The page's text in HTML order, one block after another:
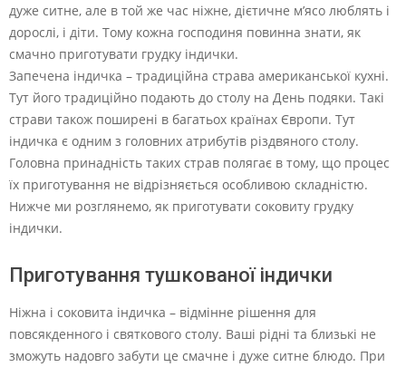
дуже ситне, але в той же час ніжне, дієтичне м’ясо люблять і
дорослі, і діти. Тому кожна господиня повинна знати, як
смачно приготувати грудку індички.
Запечена індичка – традиційна страва американської кухні.
Тут його традиційно подають до столу на День подяки. Такі
страви також поширені в багатьох країнах Європи. Тут
індичка є одним з головних атрибутів різдвяного столу.
Головна принадність таких страв полягає в тому, що процес
їх приготування не відрізняється особливою складністю.
Нижче ми розглянемо, як приготувати соковиту грудку
індички.
Приготування тушкованої індички
Ніжна і соковита індичка – відмінне рішення для
повсякденного і святкового столу. Ваші рідні та близькі не
зможуть надовго забути це смачне і дуже ситне блюдо. При